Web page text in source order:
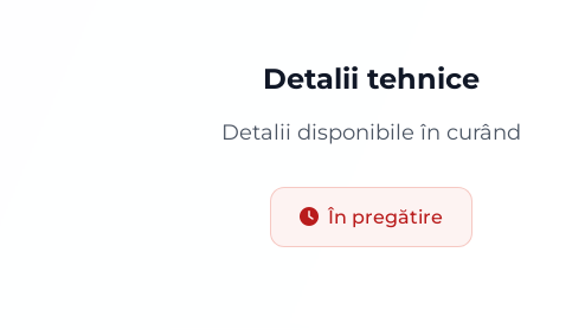
Detalii tehnice
Detalii disponibile în curând
În pregătire